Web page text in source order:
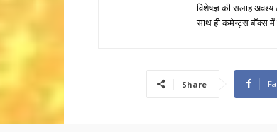
विशेषज्ञ की सलाह
साथ ही कमेन्ट्स बॉक्स में
Share